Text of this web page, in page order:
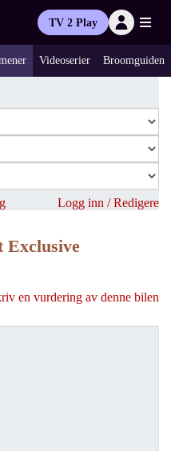
TV 2 Play
Videoserier Broomguiden
Logg inn / Redigere
Exclusive
en vurdering av denne bilen